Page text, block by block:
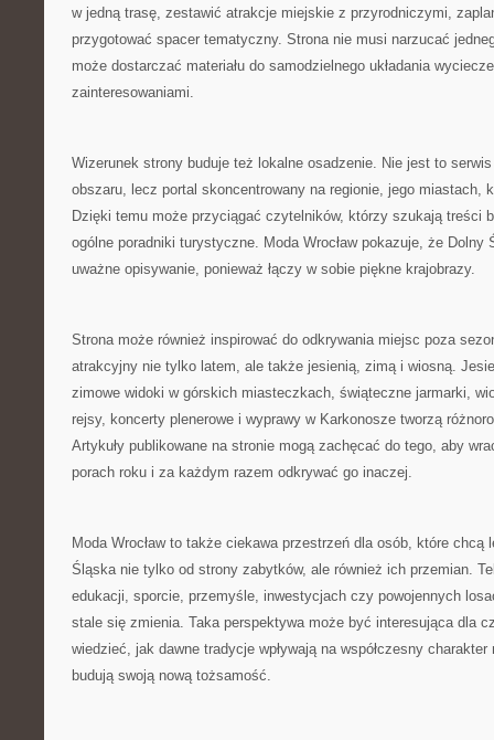
w jedną trasę, zestawić atrakcje miejskie z przyrodniczymi,
przygotować spacer tematyczny. Strona nie musi narzucać
może dostarczać materiału do samodzielnego układania
zainteresowaniami.
Wizerunek strony buduje też lokalne osadzenie. Nie jest to
obszaru, lecz portal skoncentrowany na regionie, jego miastach,
Dzięki temu może przyciągać czytelników, którzy szukają treści
ogólne poradniki turystyczne. Moda Wrocław pokazuje, że Dolny
uważne opisywanie, ponieważ łączy w sobie piękne krajobrazy.
Strona może również inspirować do odkrywania miejsc poza
atrakcyjny nie tylko latem, ale także jesienią, zimą i wiosną.
zimowe widoki w górskich miasteczkach, świąteczne jarmarki,
rejsy, koncerty plenerowe i wyprawy w Karkonosze tworzą
Artykuły publikowane na stronie mogą zachęcać do tego, aby
porach roku i za każdym razem odkrywać go inaczej.
Moda Wrocław to także ciekawa przestrzeń dla osób, które chcą
Śląska nie tylko od strony zabytków, ale również ich przemian.
edukacji, sporcie, przemyśle, inwestycjach czy powojennych
stale się zmienia. Taka perspektywa może być interesująca dla
wiedzieć, jak dawne tradycje wpływają na współczesny
budują swoją nową tożsamość.